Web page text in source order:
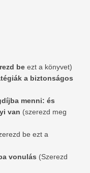
be ezt a könyvet)
a biztonságos
menni: és
van (szerezd meg
be ezt a
vonulás (Szerezd